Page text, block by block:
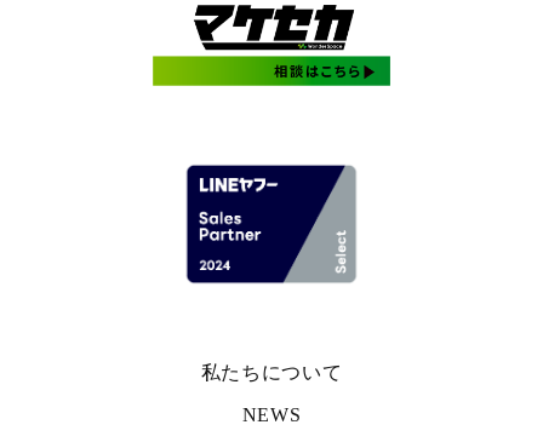
私たちについて
NEWS